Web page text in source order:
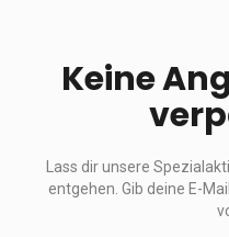
Keine
Lass dir unsere
entgehen. Gib deine E-